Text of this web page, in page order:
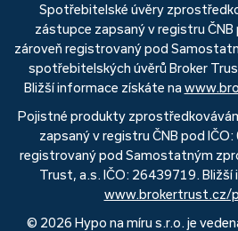
Spotřebitelské úvěry
zástupce zapsaný v registru
zároveň registrovaný pod
spotřebitelských úvěrů Broker
Bližší informace získáte na
Pojistné produkty
zapsaný v registru ČNB pod
registrovaný pod Samostatným
Trust, a.s. IČO: 26439719.
www.brokertrust.cz/
© 2026 Hypo na míru s.r.o. je